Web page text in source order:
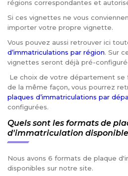
régions correspondantes et
Si ces vignettes ne vous
importer votre propre vignette.
Vous pouvez aussi retrouver ici
d’immatriculations par région. Sur
vignettes seront déjà pré-
Le choix de votre département se
de la même façon, vous pourrez
plaques d’immatriculations par
configurées.
Quels sont les formats de
d'immatriculation
Nous avons 6 formats de plaque
disponibles sur notre site.